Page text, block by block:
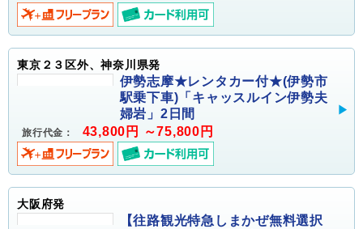
東京２３区外、神奈川県発
伊勢志摩★レンタカー付★(伊勢市
駅乗下車)「キャッスルイン伊勢夫
婦岩」2日間
旅行代金： 43,800円 ～75,800円
大阪府発
【往路観光特急しまかぜ無料選択